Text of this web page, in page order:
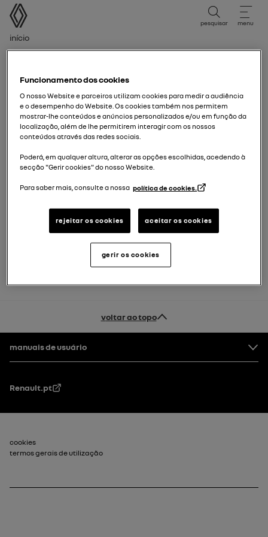
Manual do Utilizador
pesquisar menu
Caminho de navegação
Início
Período de edição
Selecione o período de edição correspondente à data
de primeira matrícula do seu veículo.
10/06/2026para hoje
22/04/2025para09/06/2026
20/11/2018para21/04/2025
voltar ao topo
Rodapé
manuais de usuário
Renault.pt
Rodapé_2
cookies
termos gerais de utilização
Funcionamento dos cookies
O nosso Website e parceiros utilizam cookies para medir a audiência
e o desempenho do Website. Os cookies também nos permitem
mostrar-lhe conteúdos e anúncios personalizados e/ou em função da
localização, além de lhe permitirem interagir com os nossos
conteúdos através das redes sociais.
Poderá, em qualquer altura, alterar as opções escolhidas, acedendo à
secção "Gerir cookies" do nosso Website.
Para saber mais, consulte a nossa política de cookies.
rejeitar os cookies aceitar os cookies
gerir os cookies